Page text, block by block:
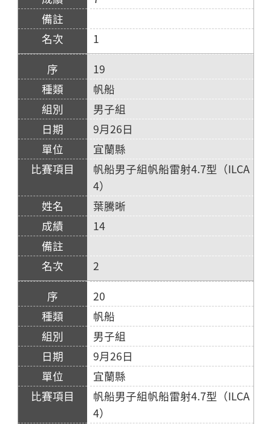
1
19
帆船
男子組
9月26日
宜蘭縣
帆船男子組帆船雷射4.7型（ILCA
4）
葉騰晰
14
2
20
帆船
男子組
9月26日
宜蘭縣
帆船男子組帆船雷射4.7型（ILCA
4）